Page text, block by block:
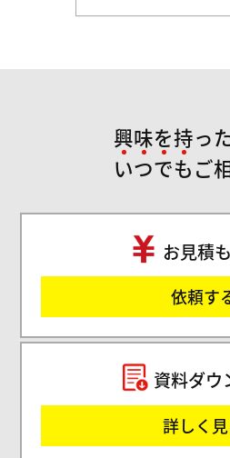
興味を持っ
いつでもご
お見積
依頼す
資料ダウ
詳しく